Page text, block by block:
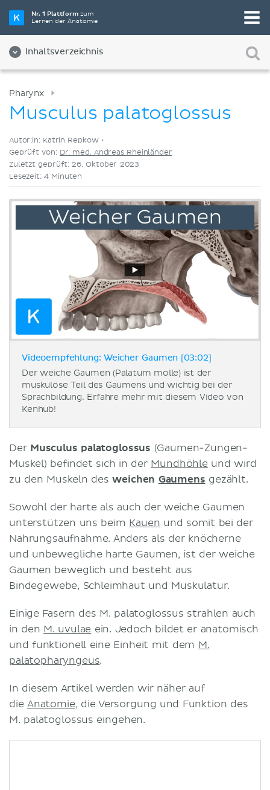
Nr. 1 Plattformzum
Lernen der Anatomie
Inhaltsverzeichnis
Wähle die beste Lernmethode für dich
Videos
Pharynx
Musculus palatoglossus
Autor:in: Katrin Repkow •
Geprüft von: Dr. med. Andreas Rheinländer
Zuletzt geprüft: 26. Oktober 2023
Lesezeit: 4 Minuten
Videoempfehlung: Weicher Gaumen [03:02]
Der weiche Gaumen (Palatum molle) ist der
muskulöse Teil des Gaumens und wichtig bei der
Sprachbildung. Erfahre mehr mit diesem Video von
Kenhub!
Der Musculus palatoglossus (Gaumen-Zungen-
Muskel) befindet sich in der Mundhöhle und wird
zu den Muskeln desweichen Gaumens gezählt.
Sowohl der harte als auch der weiche Gaumen
unterstützen uns beim Kauen und somit bei der
Nahrungsaufnahme. Anders als der knöcherne
und unbewegliche harte Gaumen, ist der weiche
Gaumen beweglich und besteht aus
Bindegewebe, Schleimhaut und Muskulatur.
Einige Fasern des M. palatoglossus strahlen auch
in den M. uvulae ein. Jedoch bildet er anatomisch
und funktionell eine Einheit mit dem M.
palatopharyngeus.
In diesem Artikel werden wir näher auf
die Anatomie, die Versorgung und Funktion des
M. palatoglossus eingehen.